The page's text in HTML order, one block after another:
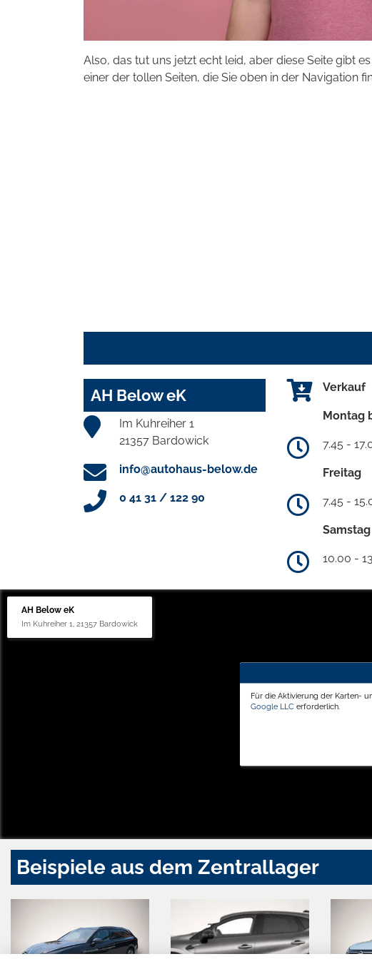
Also, das tut uns jetzt echt leid, aber diese Seite gibt
einer der tollen Seiten, die Sie oben in der Navigation
AH Below eK
Im Kuhreiher 1
21357 Bardowick
info@autohaus-below.de
0 41 31 / 122 90
Verkauf
Montag
7.45 -
Freitag
7.45 -
Samstag
10.00 -
AH Below eK
Im Kuhreiher 1, 21357 Bardowick
Für die Aktivierung der Karten-
Google LLC erforderlich.
Beispiele aus dem Zentrallager